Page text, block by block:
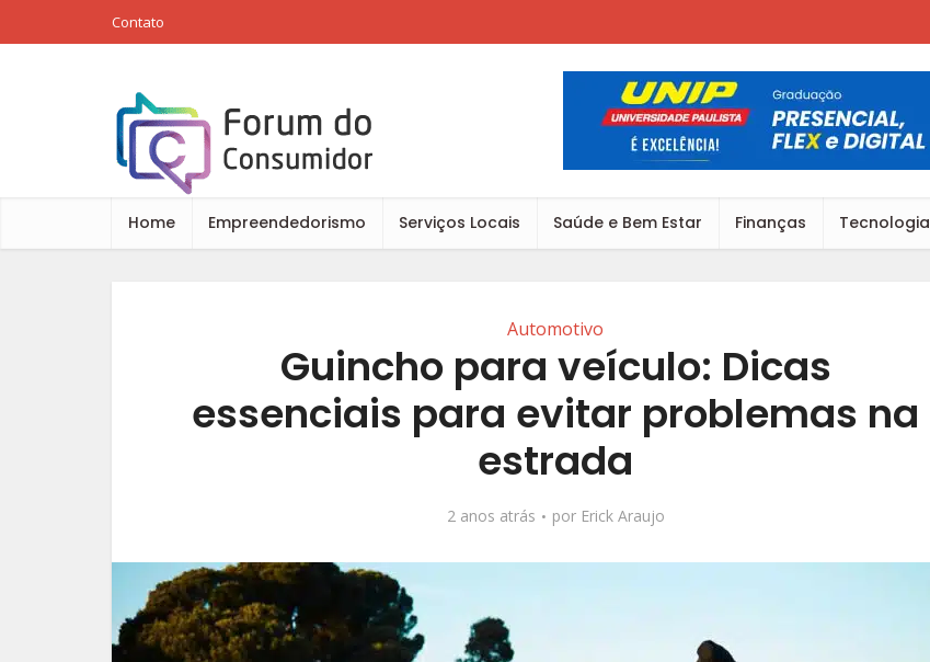
Contato
Home Empreendedorismo Serviços Locais Saúde e Bem Estar Finanças Tecnologia
Automotivo
Guincho para veículo: Dicas
essenciais para evitar problemas na
estrada
2 anos atrás por Erick Araujo